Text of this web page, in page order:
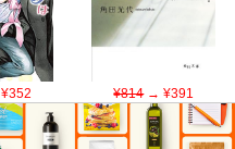
¥814→ ¥391